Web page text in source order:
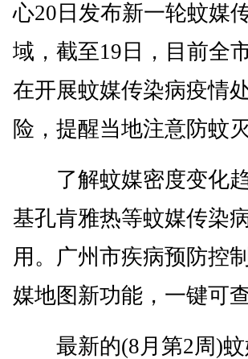
心20日发布新一轮蚊媒
域，截至19日，目前全
在开展蚊媒传染病疫情
险，提醒当地注意防蚊灭
了解蚊媒密度变化趋
基孔肯雅热等蚊媒传染
用。广州市疾病预防控
媒地图新功能，一键可
最新的(8月第2周)蚊